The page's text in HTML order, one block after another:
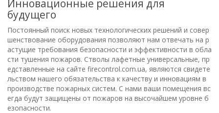
Инновационные решения для
будущего
Постоянный поиск новых технологических решений и совер
шенствование оборудования позволяют нам отвечать на р
астущие требования безопасности и эффективности в обла
сти тушения пожаров. Стволы лафетные универсальные, пр
едставленные на сайте firecontrol.com.ua, являются свидете
льством нашего обязательства к качеству и инновациям в
производстве пожарных систем. С нами ваши помещения вс
егда будут защищены от пожаров на высочайшем уровне б
езопасности.